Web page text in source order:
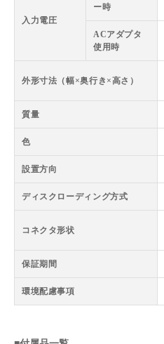
入力電圧
ー時
ACアダプタ
使用時
外形寸法（幅×奥行き×高さ）
質量
色
設置方向
ディスクローディング方式
コネクタ形状
保証期間
環境配慮事項